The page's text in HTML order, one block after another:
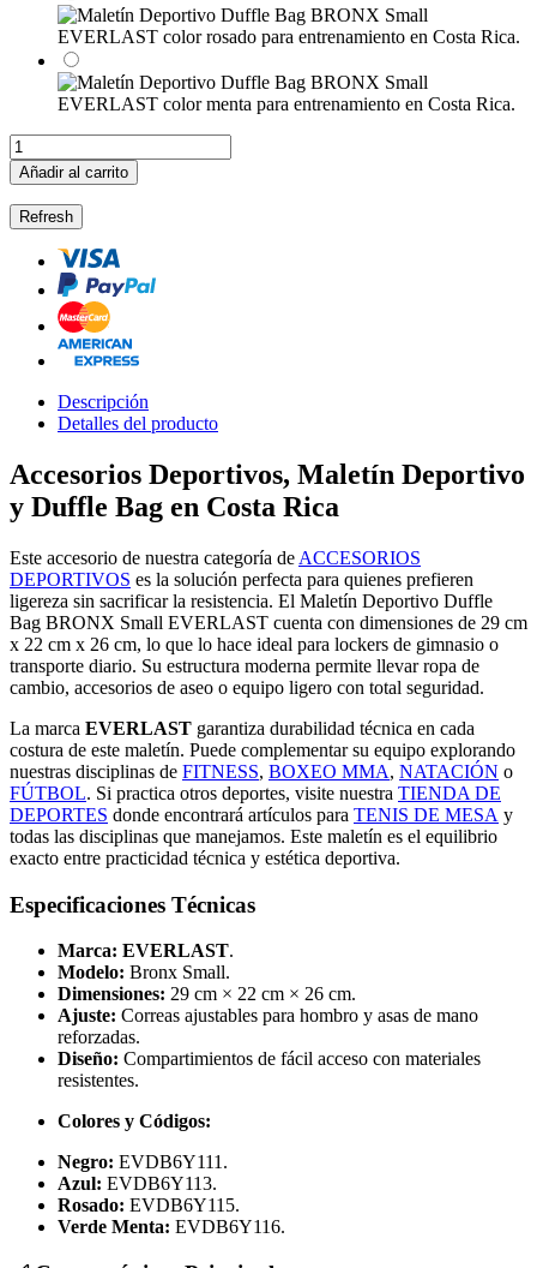
Añadir al carrito
Descripción
Detalles del producto
Accesorios Deportivos, Maletín Deportivo
y Duffle Bag en Costa Rica
Este accesorio de nuestra categoría de ACCESORIOS
DEPORTIVOS es la solución perfecta para quienes prefieren
ligereza sin sacrificar la resistencia. El Maletín Deportivo Duffle
Bag BRONX Small EVERLAST cuenta con dimensiones de 29 cm
x 22 cm x 26 cm, lo que lo hace ideal para lockers de gimnasio o
transporte diario. Su estructura moderna permite llevar ropa de
cambio, accesorios de aseo o equipo ligero con total seguridad.
La marca EVERLAST garantiza durabilidad técnica en cada
costura de este maletín. Puede complementar su equipo explorando
nuestras disciplinas de FITNESS, BOXEO MMA, NATACIÓN o
FÚTBOL. Si practica otros deportes, visite nuestra TIENDA DE
DEPORTES donde encontrará artículos para TENIS DE MESA y
todas las disciplinas que manejamos. Este maletín es el equilibrio
exacto entre practicidad técnica y estética deportiva.
Especificaciones Técnicas
Marca: EVERLAST.
Modelo: Bronx Small.
Dimensiones: 29 cm × 22 cm × 26 cm.
Ajuste: Correas ajustables para hombro y asas de mano
reforzadas.
Diseño: Compartimientos de fácil acceso con materiales
resistentes.
Colores y Códigos:
Negro: EVDB6Y111.
Azul: EVDB6Y113.
Rosado: EVDB6Y115.
Verde Menta: EVDB6Y116.